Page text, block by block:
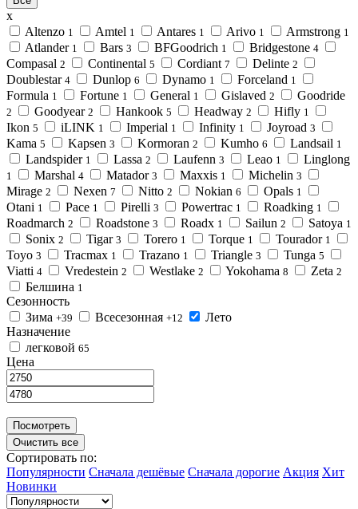
x
Altenzo 1 Amtel 1 Antares 1 Arivo 1 Armstrong 1
Atlander 1 Bars 3 BFGoodrich 1 Bridgestone 4
Compasal 2 Continental 5 Cordiant 7 Delinte 2
Doublestar 4 Dunlop 6 Dynamo 1 Forceland 1
Formula 1 Fortune 1 General 1 Gislaved 2 Goodride
2 Goodyear 2 Hankook 5 Headway 2 Hifly 1
Ikon 5 iLINK 1 Imperial 1 Infinity 1 Joyroad 3
Kama 5 Kapsen 3 Kormoran 2 Kumho 6 Landsail 1
Landspider 1 Lassa 2 Laufenn 3 Leao 1 Linglong
1 Marshal 4 Matador 3 Maxxis 1 Michelin 3
Mirage 2 Nexen 7 Nitto 2 Nokian 6 Opals 1
Otani 1 Pace 1 Pirelli 3 Powertrac 1 Roadking 1
Roadmarch 2 Roadstone 3 Roadx 1 Sailun 2 Satoya 1
Sonix 2 Tigar 3 Torero 1 Torque 1 Tourador 1
Toyo 3 Tracmax 1 Trazano 1 Triangle 3 Tunga 5
Viatti 4 Vredestein 2 Westlake 2 Yokohama 8 Zeta 2
Белшина 1
Сезонность
Зима +39 Всесезонная +12
Лето
Назначение
легковой 65
Цена
Посмотреть
Очистить все
Сортировать по:
Популярности Сначала дешёвые Сначала дорогие Акция Хит
Новинки